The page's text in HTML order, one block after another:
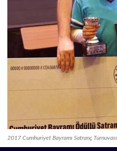
2017 Cumhuriyet Bayramı Satranç Turnuvası